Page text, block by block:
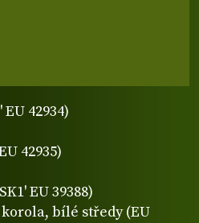
42934)
42935)
EU 39388)
bílé středy (EU